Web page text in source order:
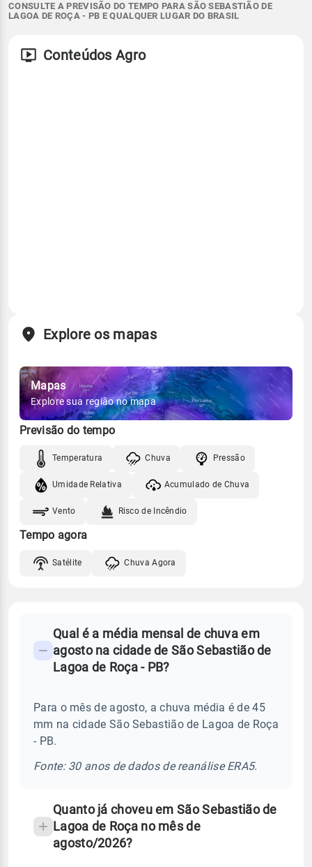
CONSULTE A PREVISÃO DO TEMPO PARA SÃO SEBASTIÃO DE
LAGOA DE ROÇA - PB E QUALQUER LUGAR DO BRASIL
Conteúdos Agro
Explore os mapas
Mapas
Explore sua região no mapa
Previsão do tempo
Temperatura Chuva Pressão
Umidade Relativa Acumulado de Chuva
Vento Risco de Incêndio
Tempo agora
Satélite Chuva Agora
Perguntas
frequentes
chuva
temperatura
Qual é a média mensal de chuva em
agosto na cidade de São Sebastião de
Lagoa de Roça - PB?
Para o mês de agosto, a chuva média é de 45
mm na cidade São Sebastião de Lagoa de Roça
- PB.
Fonte: 30 anos de dados de reanálise ERA5.
Quanto já choveu em São Sebastião de
Lagoa de Roça no mês de
agosto/2026?